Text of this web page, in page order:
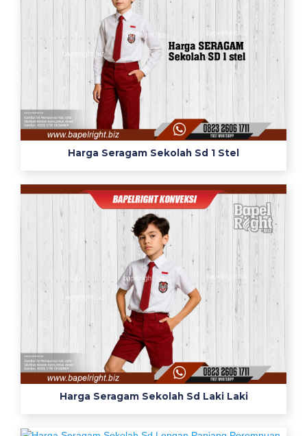
Harga Seragam Sekolah Sd 1 Stel
Harga Seragam Sekolah Sd Laki Laki